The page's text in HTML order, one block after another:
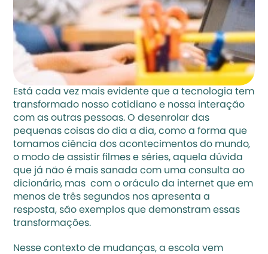
Está cada vez mais evidente que a tecnologia tem
transformado nosso cotidiano e nossa interação
com as outras pessoas. O desenrolar das
pequenas coisas do dia a dia, como a forma que
tomamos ciência dos acontecimentos do mundo,
o modo de assistir filmes e séries, aquela dúvida
que já não é mais sanada com uma consulta ao
dicionário, mas  com o oráculo da internet que em
menos de três segundos nos apresenta a
resposta, são exemplos que demonstram essas
transformações.
Nesse contexto de mudanças, a escola vem